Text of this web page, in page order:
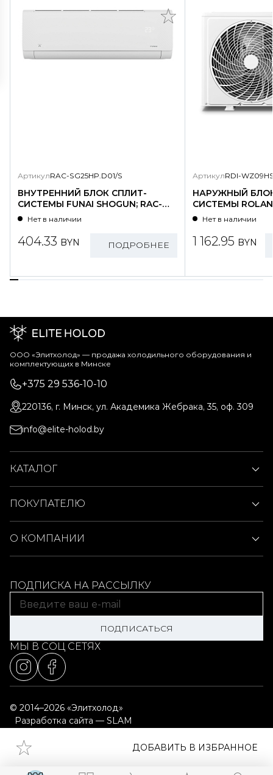
ДОБАВИТЬ В ИЗБРАННОЕ
АртикулRAC-SG25HP.D01/S
ВНУТРЕННИЙ БЛОК СПЛИТ-
СИСТЕМЫ FUNAI SHOGUN; RAC-
SG25HP.D01/S
Нет в наличии
404.33 BYN ПОДРОБНЕЕ
АртикулRDI-
НАРУЖНЫЙ
СИСТЕМЫ
WZ09HSS/N1-
Нет в наличии
1 162.95 BYN
ООО «Элитхолод» ― продажа холодильного оборудования и
комплектующих в Минске
+375 29 536-10-10
220136, г. Минск, ул. Академика Жебрака, 35, оф. 309
info@elite-holod.by
КАТАЛОГ
ПОКУПАТЕЛЮ
О КОМПАНИИ
ПОДПИСКА НА РАССЫЛКУ
ПОДПИСАТЬСЯ
МЫ В СОЦ СЕТЯХ
© 2014–2026 «Элитхолод»
Разработка сайта — SLAM
Карта сайта